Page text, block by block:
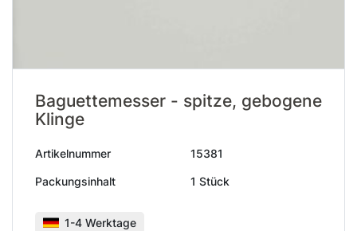
Baguettemesser - spitze, gebogene
Klinge
Artikelnummer 15381
Packungsinhalt 1 Stück
1-4 Werktage